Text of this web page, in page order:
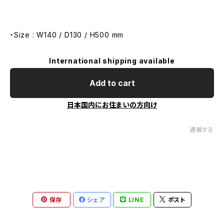
・Size : W140 / D130 / H500 mm
International shipping available
Add to cart
日本国内にお住まいの方向け
通報する
保存 シェア LINE ポスト